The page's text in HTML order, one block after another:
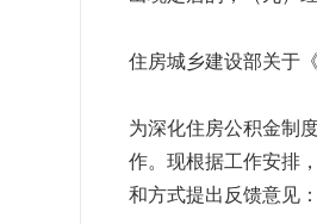
住房城乡建设部关于
为深化住房公积金制
作。现根据工作安排
和方式提出反馈意见：